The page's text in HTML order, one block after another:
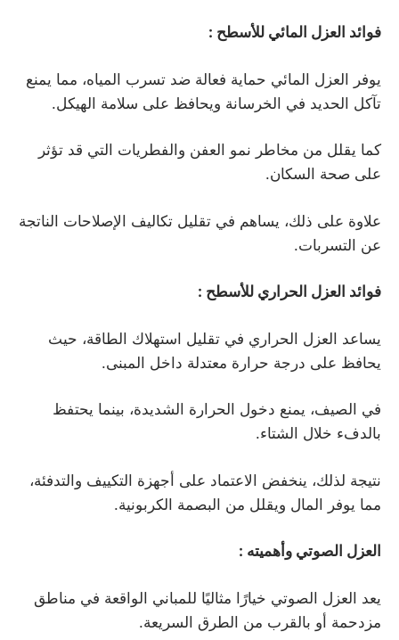
فوائد العزل المائي للأسطح :
يوفر العزل المائي حماية فعالة ضد تسرب المياه، مما يمنع
تآكل الحديد في الخرسانة ويحافظ على سلامة الهيكل.
كما يقلل من مخاطر نمو العفن والفطريات التي قد تؤثر
على صحة السكان.
علاوة على ذلك، يساهم في تقليل تكاليف الإصلاحات الناتجة
عن التسربات.
فوائد العزل الحراري للأسطح :
يساعد العزل الحراري في تقليل استهلاك الطاقة، حيث
يحافظ على درجة حرارة معتدلة داخل المبنى.
في الصيف، يمنع دخول الحرارة الشديدة، بينما يحتفظ
بالدفء خلال الشتاء.
نتيجة لذلك، ينخفض الاعتماد على أجهزة التكييف والتدفئة،
مما يوفر المال ويقلل من البصمة الكربونية.
العزل الصوتي وأهميته :
يعد العزل الصوتي خيارًا مثاليًا للمباني الواقعة في مناطق
مزدحمة أو بالقرب من الطرق السريعة.